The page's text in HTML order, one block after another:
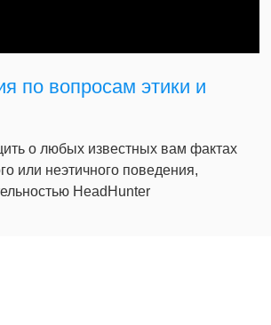
по вопросам этики и
о любых известных вам фактах
или неэтичного поведения,
HeadHunter